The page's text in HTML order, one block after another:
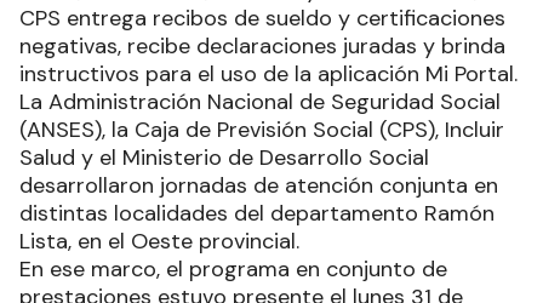
CPS entrega recibos de sueldo y certificaciones
negativas, recibe declaraciones juradas y brinda
instructivos para el uso de la aplicación Mi Portal.
La Administración Nacional de Seguridad Social
(ANSES), la Caja de Previsión Social (CPS), Incluir
Salud y el Ministerio de Desarrollo Social
desarrollaron jornadas de atención conjunta en
distintas localidades del departamento Ramón
Lista, en el Oeste provincial.
En ese marco, el programa en conjunto de
prestaciones estuvo presente el lunes 31 de